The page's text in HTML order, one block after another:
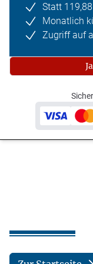
Statt
Monatlich
Zugriff auf